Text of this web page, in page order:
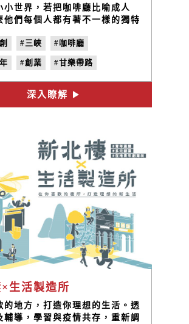
小世界，若把咖啡廳比喻成人
他們每個人都有著不一樣的獨特
，有些則給予熱情奔放的情感。
#三峽 #咖啡廳
#創業 #甘樂帶路
深入瞭解
生活製造所
的地方，打造你理想的生活。透
輔導，學習與疫情共存，重新調